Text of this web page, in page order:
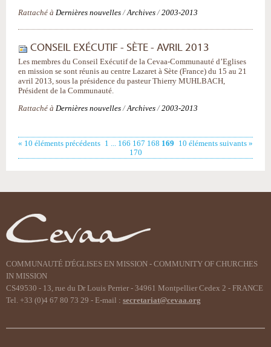
Rattaché à Dernières nouvelles /Archives /2003-2013
CONSEIL EXÉCUTIF - SÈTE - AVRIL 2013
Les membres du Conseil Exécutif de la Cevaa-Communauté d’Eglises
en mission se sont réunis au centre Lazaret à Sète (France) du 15 au 21
avril 2013, sous la présidence du pasteur Thierry MUHLBACH,
Président de la Communauté.
Rattaché à Dernières nouvelles /Archives /2003-2013
« 10 éléments précédents 10 éléments suivants »
1 ... 166 167 168 169
170
COMMUNAUTÉ D'ÉGLISES EN MISSION - COMMUNITY OF CHURCHES
IN MISSION
CS49530 - 13, rue du Dr Louis Perrier - 34961 Montpellier Cedex 2 - FRANCE
Tel. +33 (0)4 67 80 73 29 - E-mail : secretariat@cevaa.org